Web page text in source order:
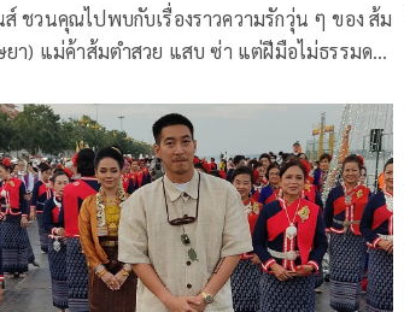
ชวนคุณไปพบกับเรื่องราวความรักวุ่น ๆ ของ ส้ม
า) แม่ค้าส้มตำสวย แสบ ซ่า แต่ฝีมือไม่ธรรมดา
อ่อนโยนอยู่ตลอดเวลา แถมยังคิดสานสัมพันธ์
ประตูหัวใจของแม่ค้าส้มตำด้วย ข้าวจี่รูปหัวใจมา
รั้งที่เจอ